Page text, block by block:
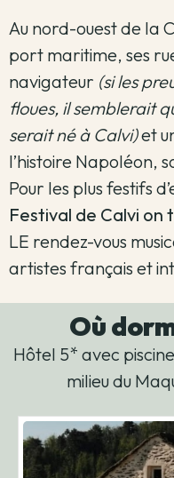
Au nord-ouest de la
port maritime, ses
navigateur (si les
floues, il semblerait
serait né à Calvi)et
l’histoire Napoléon,
Pour les plus festifs
Festival de Calvi on
LE rendez-vous
artistes français et
Où
Hôtel 5* avec
milieu du